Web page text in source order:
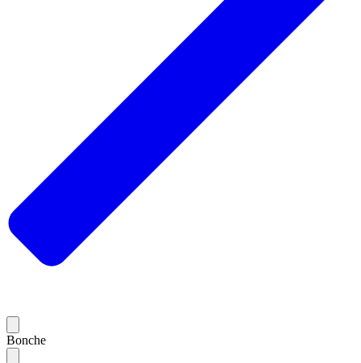
Bonche